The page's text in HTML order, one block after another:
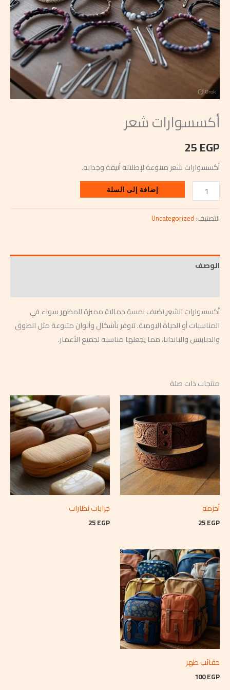
أكسسوارات شعر
25EGP
أكسسوارات شعر متنوعة لإطلالة أنيقة وجذابة.
إضافة إلى السلة
التصنيف: Uncategorized
الوصف
أكسسوارات الشعر تضيف لمسة جمالية مميزة للمظهر سواء في
المناسبات أو الحياة اليومية. تتوفر بأشكال وألوان متنوعة مثل الطوق
والدبابيس والباندانا، مما يجعلها مناسبة لجميع الأعمار.
منتجات ذات صلة
أحزمة
25EGP
جرابات نظارات
25EGP
حقائب ظهر
100EGP